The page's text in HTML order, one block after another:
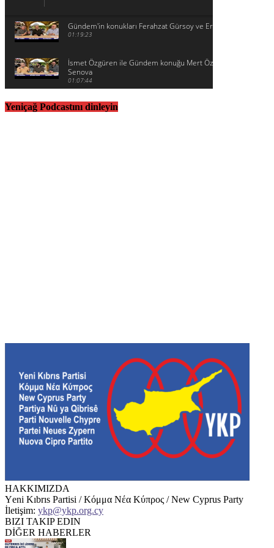
Gündem'in konukları Ferahzat Gürsoy ve Eralp Adanır
01:19:23
İsmet Özgüren ile Gündem konuğu Mert Özdağ ve Ertuğrul
Senova
01:07:44
Yeniçağ Podcastını dinleyin
HAKKIMIZDA
Υeni Kıbrıs Partisi / Κόμμα Νέα Κύπρος / New Cyprus Party
İletişim: ykp@ykp.org.cy
BIZI TAKIP EDIN
DİĞER HABERLER